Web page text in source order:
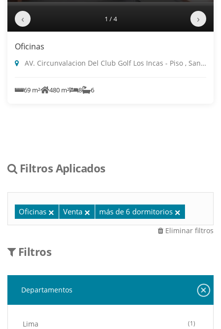
‹ 1 / 4 ›
Oficinas
AV. Circunvalacion Del Club Golf Los Incas - Piso , Santiago De Surco
69 m² 480 m² 8 6
Filtros Aplicados
Oficinas Venta más de 6 dormitorios
Eliminar filtros
Filtros
Departamentos
Lima (1)